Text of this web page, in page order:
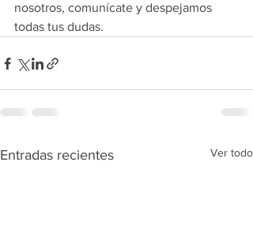
nosotros, comunícate y despejamos
todas tus dudas.
Entradas recientes Ver todo